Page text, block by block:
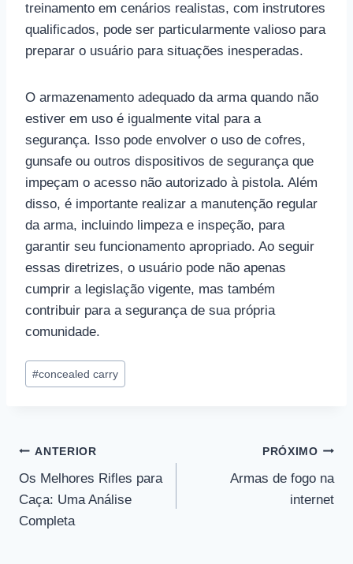
treinamento em cenários realistas, com instrutores
qualificados, pode ser particularmente valioso para
preparar o usuário para situações inesperadas.
O armazenamento adequado da arma quando não
estiver em uso é igualmente vital para a
segurança. Isso pode envolver o uso de cofres,
gunsafe ou outros dispositivos de segurança que
impeçam o acesso não autorizado à pistola. Além
disso, é importante realizar a manutenção regular
da arma, incluindo limpeza e inspeção, para
garantir seu funcionamento apropriado. Ao seguir
essas diretrizes, o usuário pode não apenas
cumprir a legislação vigente, mas também
contribuir para a segurança de sua própria
comunidade.
Tags
do
#concealed carry
Navegação
de
Post
ANTERIOR
Os Melhores Rifles para
Caça: Uma Análise
Completa
PRÓXIMO
Armas de fogo na
internet